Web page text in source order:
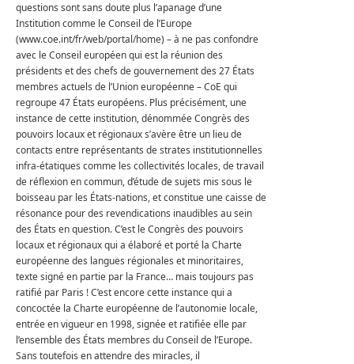
questions sont sans doute plus l’apanage d’une
Institution comme le Conseil de l’Europe
(www.coe.int/fr/web/portal/home) – à ne pas confondre
avec le Conseil européen qui est la réunion des
présidents et des chefs de gouvernement des 27 États
membres actuels de l’Union européenne – CoE qui
regroupe 47 États européens. Plus précisément, une
instance de cette institution, dénommée Congrès des
pouvoirs locaux et régionaux s’avère être un lieu de
contacts entre représentants de strates institutionnelles
infra-étatiques comme les collectivités locales, de travail
de réflexion en commun, d’étude de sujets mis sous le
boisseau par les États-nations, et constitue une caisse de
résonance pour des revendications inaudibles au sein
des États en question. C’est le Congrès des pouvoirs
locaux et régionaux qui a élaboré et porté la Charte
européenne des langues régionales et minoritaires,
texte signé en partie par la France… mais toujours pas
ratifié par Paris ! C’est encore cette instance qui a
concoctée la Charte européenne de l’autonomie locale,
entrée en vigueur en 1998, signée et ratifiée elle par
l’ensemble des États membres du Conseil de l’Europe.
Sans toutefois en attendre des miracles, il